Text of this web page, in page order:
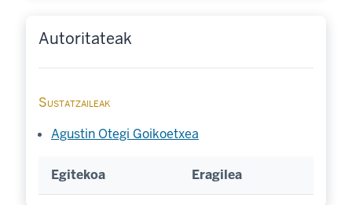
Autoritateak
Sustatzaileak
Agustin Otegi Goikoetxea
Egitekoa Eragilea